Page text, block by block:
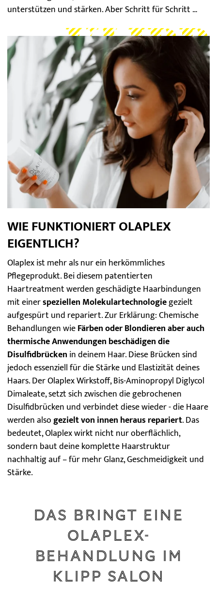
unterstützen und stärken. Aber Schritt für Schritt …
WIE FUNKTIONIERT OLAPLEX
EIGENTLICH?
Olaplex ist mehr als nur ein herkömmliches
Pflegeprodukt. Bei diesem patentierten
Haartreatment werden geschädigte Haarbindungen
mit einerspeziellen Molekulartechnologiegezielt
aufgespürt und repariert. Zur Erklärung: Chemische
Behandlungen wieFärben oder Blondieren aber auch
thermische Anwendungen beschädigen die
Disulfidbrücken in deinem Haar. Diese Brücken sind
jedoch essenziell für die Stärke und Elastizität deines
Haars. Der Olaplex Wirkstoff, Bis-Aminopropyl Diglycol
Dimaleate, setzt sich zwischen die gebrochenen
Disulfidbrücken und verbindet diese wieder - die Haare
werden alsogezielt von innen heraus repariert. Das
bedeutet, Olaplex wirkt nicht nur oberflächlich,
sondern baut deine komplette Haarstruktur
nachhaltig auf – für mehr Glanz, Geschmeidigkeit und
Stärke.
Das bringt eine
Olaplex-
Behandlung im
KLIPP Salon